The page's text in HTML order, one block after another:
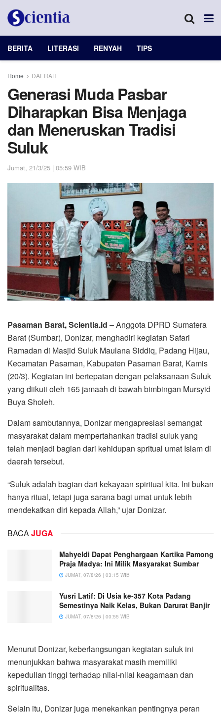
BERITA LITERASI RENYAH TIPS
Home DAERAH
Generasi Muda Pasbar
Diharapkan Bisa Menjaga
dan Meneruskan Tradisi
Suluk
Jumat, 21/3/25 | 05:59 WIB
Pasaman Barat, Scientia.id – Anggota DPRD Sumatera
Barat (Sumbar), Donizar, menghadiri kegiatan Safari
Ramadan di Masjid Suluk Maulana Siddiq, Padang Hijau,
Kecamatan Pasaman, Kabupaten Pasaman Barat, Kamis
(20/3). Kegiatan ini bertepatan dengan pelaksanaan Suluk
yang diikuti oleh 165 jamaah di bawah bimbingan Mursyid
Buya Sholeh.
Dalam sambutannya, Donizar mengapresiasi semangat
masyarakat dalam mempertahankan tradisi suluk yang
telah menjadi bagian dari kehidupan spritual umat Islam di
daerah tersebut.
“Suluk adalah bagian dari kekayaan spiritual kita. Ini bukan
hanya ritual, tetapi juga sarana bagi umat untuk lebih
mendekatkan diri kepada Allah,” ujar Donizar.
BACAJUGA
Mahyeldi Dapat Penghargaan Kartika Pamong
Praja Madya: Ini Milik Masyarakat Sumbar
JUMAT, 07/8/26 | 03:15 WIB
Yusri Latif: Di Usia ke-357 Kota Padang
Semestinya Naik Kelas, Bukan Darurat Banjir
JUMAT, 07/8/26 | 00:55 WIB
Menurut Donizar, keberlangsungan kegiatan suluk ini
menunjukkan bahwa masyarakat masih memiliki
kepedulian tinggi terhadap nilai-nilai keagamaan dan
spiritualitas.
Selain itu, Donizar juga menekankan pentingnya peran